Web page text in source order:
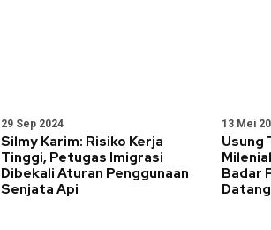
29 Sep 2024
Silmy Karim: Risiko Kerja
Tinggi, Petugas Imigrasi
Dibekali Aturan Penggunaan
Senjata Api
13 Mei
Usung
Badar